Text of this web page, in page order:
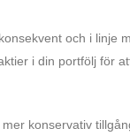
och i linje
i din portfölj för
konservativ